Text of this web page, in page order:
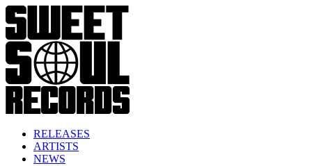
RELEASES
ARTISTS
NEWS